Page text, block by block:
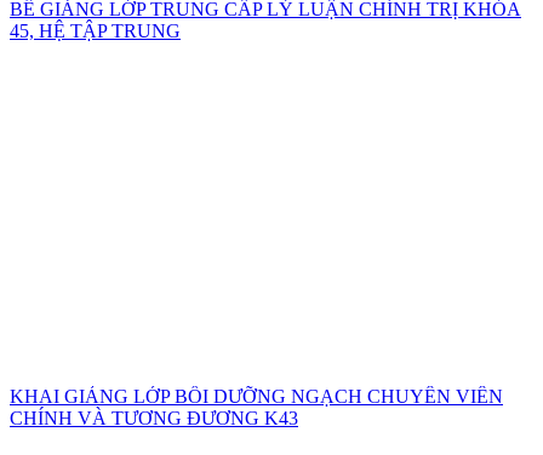
BẾ GIẢNG LỚP TRUNG CẤP LÝ LUẬN CHÍNH TRỊ KHÓA
45, HỆ TẬP TRUNG
KHAI GIẢNG LỚP BỒI DƯỠNG NGẠCH CHUYÊN VIÊN
CHÍNH VÀ TƯƠNG ĐƯƠNG K43